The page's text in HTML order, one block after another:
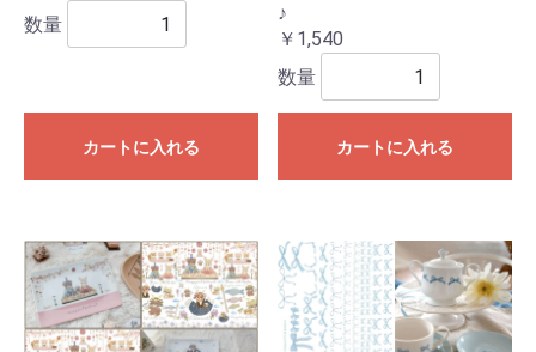
数量
カートに入れる
♪
￥1,540
数量
カートに入れる